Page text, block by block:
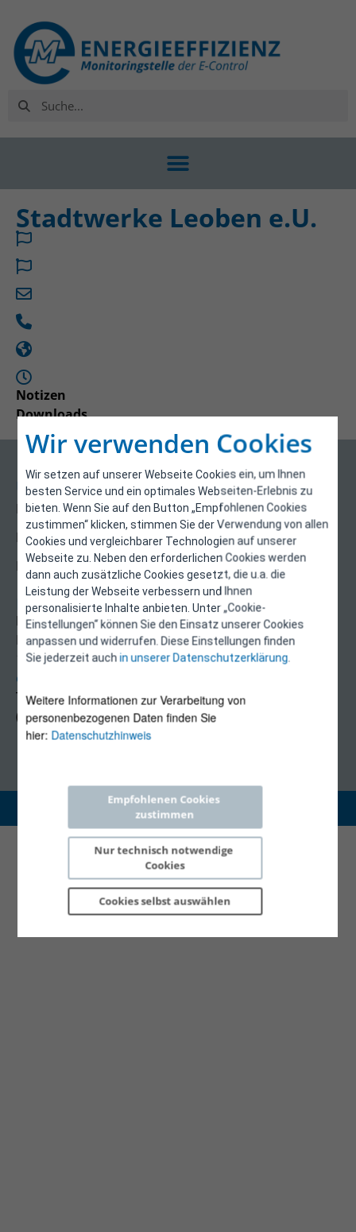
Wir verwenden Cookies
Wir setzen auf unserer Webseite Cookies ein, um Ihnen
besten Service und ein optimales Webseiten-Erlebnis zu
bieten. Wenn Sie auf den Button „Empfohlenen Cookies
zustimmen“ klicken, stimmen Sie der Verwendung von allen
Cookies und vergleichbarer Technologien auf unserer
Webseite zu. Neben den erforderlichen Cookies werden
dann auch zusätzliche Cookies gesetzt, die u.a. die
Leistung der Webseite verbessern und Ihnen
personalisierte Inhalte anbieten. Unter „Cookie-
Einstellungen“ können Sie den Einsatz unserer Cookies
anpassen und widerrufen. Diese Einstellungen finden
Sie jederzeit auchin unserer Datenschutzerklärung.
Weitere Informationen zur Verarbeitung von
personenbezogenen Daten finden Sie
hier: Datenschutzhinweis
Empfohlenen Cookies
zustimmen
Nur technisch notwendige
Cookies
Cookies selbst auswählen
Stadtwerke Leoben e.U.
Notizen
Downloads
Über uns
Kontakt
Impressum
Datenschutzerklärung
Kontakt
E-Control
Rudolfsplatz 13a
1010 Wien
energieeffizienz@e-control.at
Tel +43 1 5324724
(Mo, Mi-Fr 09:30-12:30 Uhr)
Copyright 2026 © E-Control